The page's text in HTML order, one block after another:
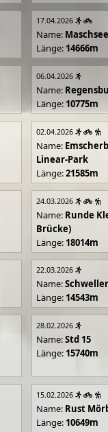
17.04.2026
Name:
Länge: 14666m
06.04.2026
Name:
Länge: 10775m
02.04.2026
Name:
Linear-Park
Länge:21585m
24.03.2026
Name: Runde
Brücke)
Länge: 18014m
22.03.2026
Name:
Länge: 14543m
28.02.2026
Name:Std 15
Länge: 15740m
15.02.2026
Name: Rust
Länge: 10649m